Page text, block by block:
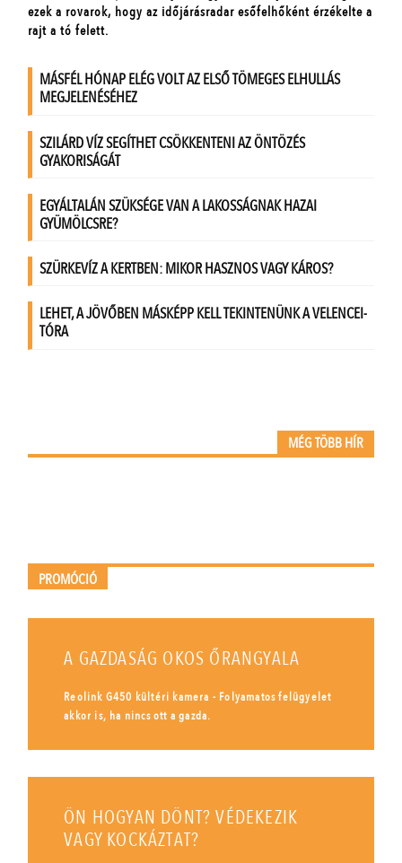
MÉG TÖBB HÍR
PROMÓCIÓ
A GAZDASÁG OKOS ŐRANGYALA
Reolink G450 kültéri kamera - Folyamatos felügyelet
akkor is, ha nincs ott a gazda.
ÖN HOGYAN DÖNT? VÉDEKEZIK
VAGY KOCKÁZTAT?